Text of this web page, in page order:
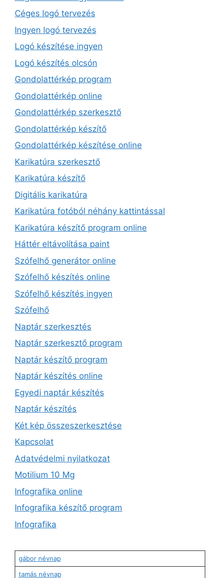
Céges logó tervezés
Ingyen logó tervezés
Logó készítése ingyen
Logó készítés olcsón
Gondolattérkép program
Gondolattérkép online
Gondolattérkép szerkesztő
Gondolattérkép készítő
Gondolattérkép készítése online
Karikatúra szerkesztő
Karikatúra készítő
Digitális karikatúra
Karikatúra fotóból néhány kattintással
Karikatúra készítő program online
Háttér eltávolítása paint
Szófelhő generátor online
Szófelhő készítés online
Szófelhő készítés ingyen
Szófelhő
Naptár szerkesztés
Naptár szerkesztő program
Naptár készítő program
Naptár készítés online
Egyedi naptár készítés
Naptár készítés
Két kép összeszerkesztése
Kapcsolat
Adatvédelmi nyilatkozat
Motilium 10 Mg
Infografika online
Infografika készítő program
Infografika
gábor névnap
tamás névnap